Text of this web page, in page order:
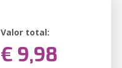
Valor total:
€ 9,98